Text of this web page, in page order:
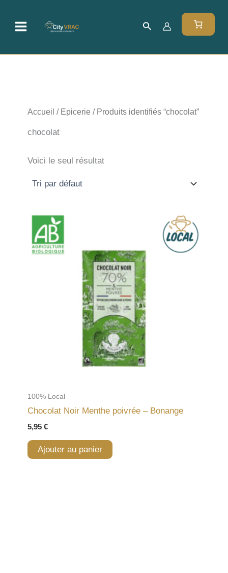
contenu
Rechercher
Accueil / Epicerie / Produits identifiés “chocolat”
chocolat
Voici le seul résultat
100% Local
Chocolat Noir Menthe poivrée – Bonange
5,95 €
Ajouter au panier